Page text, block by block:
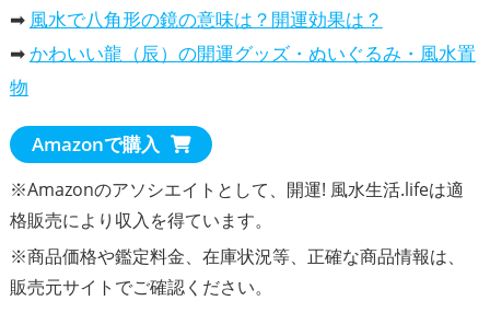
➡ 風水で八角形の鏡の意味は？開運効果は？
➡ かわいい龍（辰）の開運グッズ・ぬいぐるみ・風水置
物
Amazonで購入
※Amazonのアソシエイトとして、開運! 風水生活.lifeは適
格販売により収入を得ています。
※商品価格や鑑定料金、在庫状況等、正確な商品情報は、
販売元サイトでご確認ください。